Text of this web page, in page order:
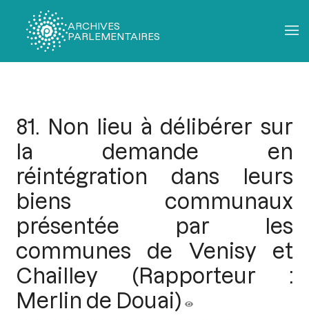
ARCHIVES
PARLEMENTAIRES
81. Non lieu à délibérer sur
la demande en
réintégration dans leurs
biens communaux
présentée par les
communes de Venisy et
Chailley (Rapporteur :
Merlin de Douai)